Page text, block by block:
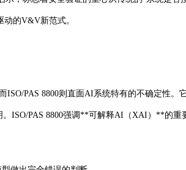
的V&V新范式。
PAS 8800则直面AI系统特有的不确定性。
ISO/PAS 8800强调**可解释AI（XAI）**的